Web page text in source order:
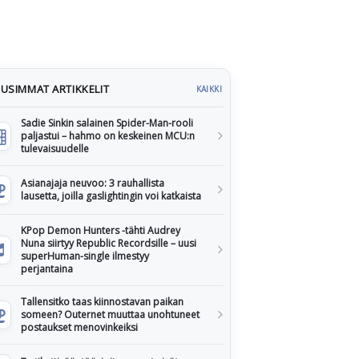
ARTIKKELIT KAIKKI
Sadie Sinkin salainen Spider-Man-rooli
paljastui – hahmo on keskeinen MCU:n
tulevaisuudelle
Asianajaja neuvoo: 3 rauhallista
lausetta, joilla gaslightingin voi katkaista
KPop Demon Hunters -tähti Audrey
Nuna siirtyy Republic Recordsille – uusi
superHuman-single ilmestyy
perjantaina
Tallensitko taas kiinnostavan paikan
someen? Outernet muuttaa unohtuneet
postaukset menovinkeiksi